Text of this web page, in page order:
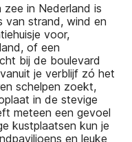
zee in Nederland is
van strand, wind en
voor,
of een
bij de boulevard
je verblijf zó het
schelpen zoekt,
in de stevige
meteen een gevoel
kustplaatsen kun je
en leuke